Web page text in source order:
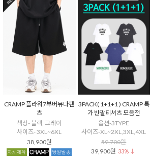
CRAMP 플라워7부버뮤다팬
츠
색상- 블랙, 그레이
사이즈- 3XL~6XL
38,900원
3PACK( 1+1+1 ) CRAMP 특
가 반팔티셔츠 모음전
옵션-3TYPE
사이즈-XL~2XL,3XL,4XL
59,700원
39,900원 33% ↓